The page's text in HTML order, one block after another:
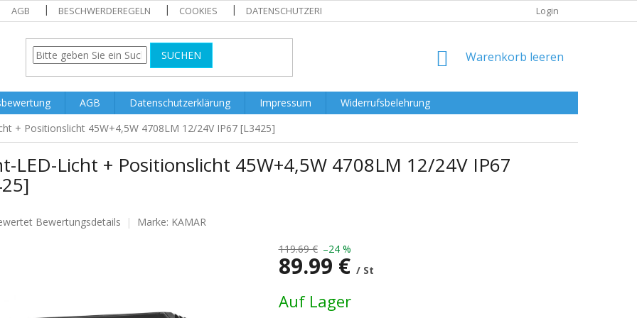
AGB BESCHWERDEREGELN COOKIES DATENSCHUTZERKLÄRUNG Login
SUCHEN WARENKORB
Warenkorb leeren
AGB Datenschutzerklärung Impressum
Widerrufsbelehrung
+ Positionslicht 45W+4,5W 4708LM 12/24V IP67 [L3425]
LED-Licht + Positionslicht 45W+4,5W 4708LM 12/24V IP67
Bewertungsdetails Marke: KAMAR
119.69 € –24 %
89.99 € / St
Auf Lager